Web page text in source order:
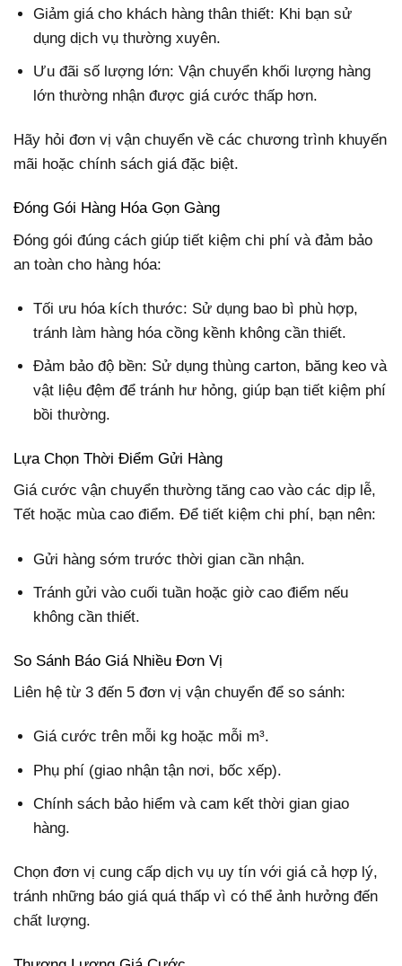
Giảm giá cho khách hàng thân thiết: Khi bạn sử
dụng dịch vụ thường xuyên.
Ưu đãi số lượng lớn: Vận chuyển khối lượng hàng
lớn thường nhận được giá cước thấp hơn.
Hãy hỏi đơn vị vận chuyển về các chương trình khuyến
mãi hoặc chính sách giá đặc biệt.
Đóng Gói Hàng Hóa Gọn Gàng
Đóng gói đúng cách giúp tiết kiệm chi phí và đảm bảo
an toàn cho hàng hóa:
Tối ưu hóa kích thước: Sử dụng bao bì phù hợp,
tránh làm hàng hóa cồng kềnh không cần thiết.
Đảm bảo độ bền: Sử dụng thùng carton, băng keo và
vật liệu đệm để tránh hư hỏng, giúp bạn tiết kiệm phí
bồi thường.
Lựa Chọn Thời Điểm Gửi Hàng
Giá cước vận chuyển thường tăng cao vào các dịp lễ,
Tết hoặc mùa cao điểm. Để tiết kiệm chi phí, bạn nên:
Gửi hàng sớm trước thời gian cần nhận.
Tránh gửi vào cuối tuần hoặc giờ cao điểm nếu
không cần thiết.
So Sánh Báo Giá Nhiều Đơn Vị
Liên hệ từ 3 đến 5 đơn vị vận chuyển để so sánh:
Giá cước trên mỗi kg hoặc mỗi m³.
Phụ phí (giao nhận tận nơi, bốc xếp).
Chính sách bảo hiểm và cam kết thời gian giao
hàng.
Chọn đơn vị cung cấp dịch vụ uy tín với giá cả hợp lý,
tránh những báo giá quá thấp vì có thể ảnh hưởng đến
chất lượng.